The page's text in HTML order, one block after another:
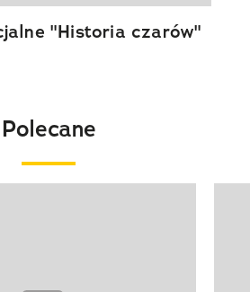
"Historia czarów"
Polecane